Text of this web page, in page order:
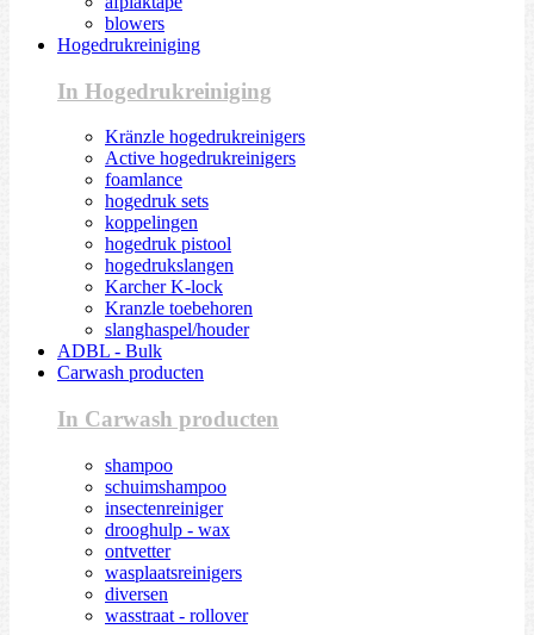
blowers
Hogedrukreiniging
In Hogedrukreiniging
Kränzle hogedrukreinigers
Active hogedrukreinigers
foamlance
hogedruk sets
koppelingen
hogedruk pistool
hogedrukslangen
Karcher K-lock
Kranzle toebehoren
slanghaspel/houder
ADBL - Bulk
Carwash producten
In Carwash producten
shampoo
schuimshampoo
insectenreiniger
drooghulp - wax
ontvetter
wasplaatsreinigers
diversen
wasstraat - rollover